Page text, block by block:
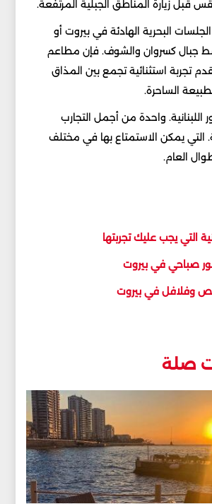
قبل زيارة المناطق الجبلية المرتفعة.
البحرية الهادئة في بيروت أو
وسط جبال كسروان والشوف. فإن مطاعم
تجربة استثنائية تجمع بين المذاق
الساحرة.
اللبنانية. واحدة من أجمل التجارب
التي يمكن الاستمتاع بها في مختلف
طوال العام.
التي يجب عليك تجربتها
صباحي في بيروت
وفلافل في بيروت
صلة